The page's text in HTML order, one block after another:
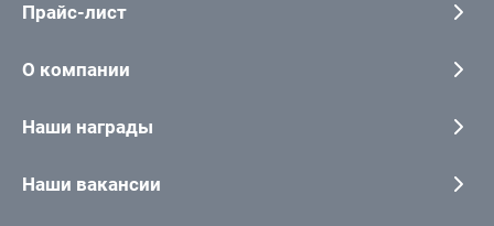
Прайс-лист
О компании
Наши награды
Наши вакансии